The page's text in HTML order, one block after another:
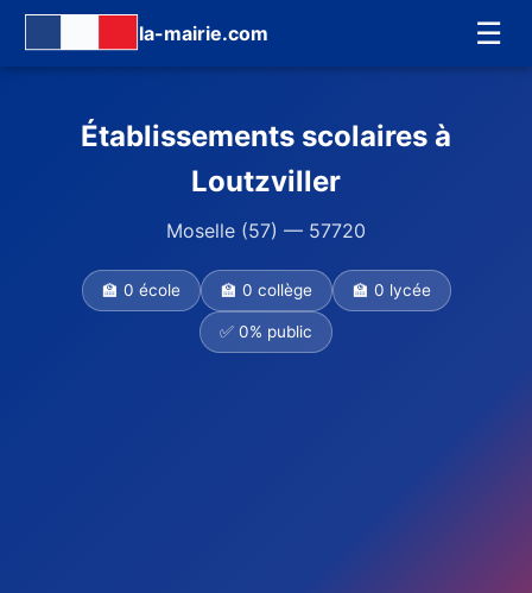
la-mairie.com ☰
Établissements scolaires à
Loutzviller
Moselle (57) — 57720
🏫 0 école 🏫 0 collège 🏫 0 lycée
✅ 0% public